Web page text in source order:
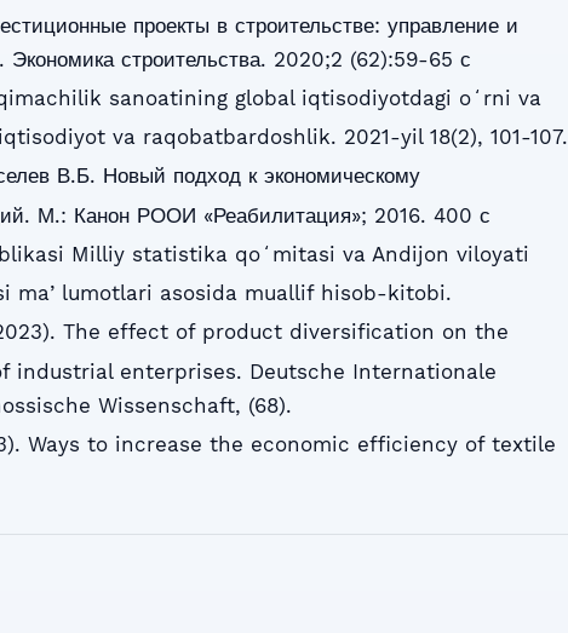
проекты в строительстве: управление и
Экономика строительства. 2020;2 (62):59-65 с
sanoatining global iqtisodiyotdagi oʻrni va
va raqobatbardoshlik. 2021-yil 18(2), 101-107.
В.Б. Новый подход к экономическому
М.: Канон РООИ «Реабилитация»; 2016. 400 с
Milliy statistika qoʻmitasi va Andijon viloyati
maʼlumotlari asosida muallif hisob-kitobi.
The effect of product diversification on the
industrial enterprises. Deutsche Internationale
Wissenschaft, (68).
Ways to increase the economic efficiency of textile